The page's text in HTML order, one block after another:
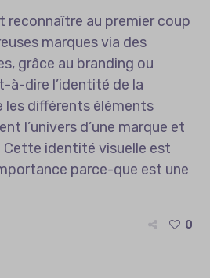
reconnaître au premier coup
marques via des
grâce au branding ou
à-dire l’identité de la
les différents éléments
l’univers d’une marque et
Cette identité visuelle est
parce-que est une
0